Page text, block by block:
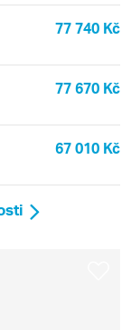
77 740 Kč
77 670 Kč
67 010 Kč